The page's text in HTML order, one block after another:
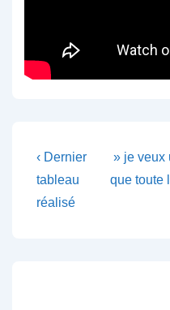
Navigation
de
l’article
Previous
Post
is
‹ Dernier
tableau
réalisé
Next
Post
» je veux
que toute